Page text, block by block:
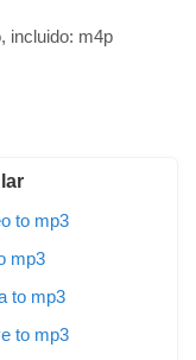
incluido: m4p
to mp3
mp3
to mp3
to mp3